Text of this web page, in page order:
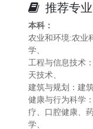
推荐专业
本科：
农业和环境:农业
学、
工程与信息技术
天技术、
建筑与规划：建
健康与行为科学
疗、口腔健康、
学、